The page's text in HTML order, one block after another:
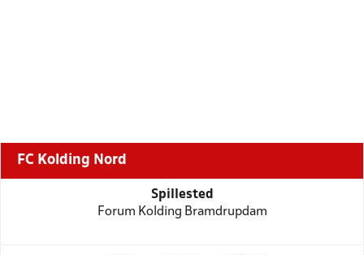
FC Kolding Nord
Spillested
Forum Kolding Bramdrupdam